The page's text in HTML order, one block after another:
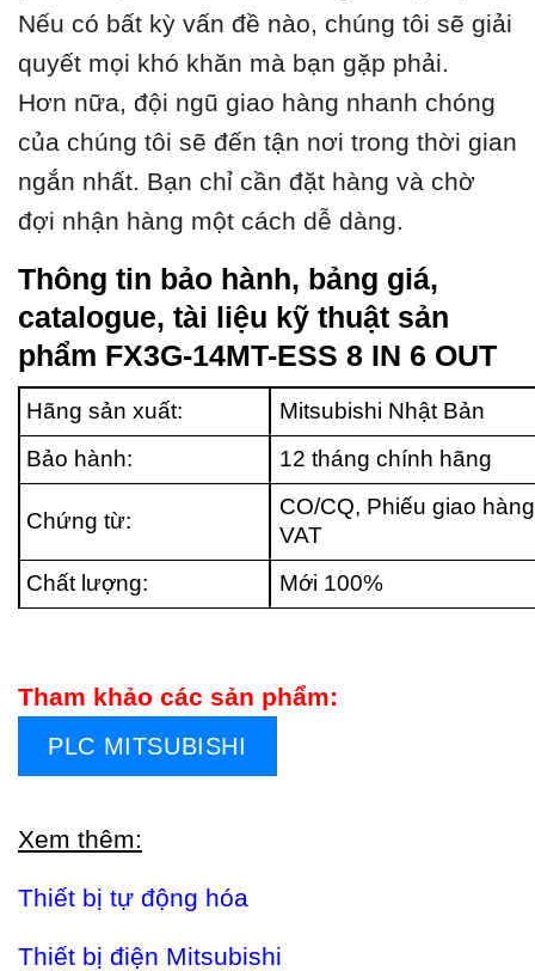
Nếu có bất kỳ vấn đề nào, chúng tôi sẽ giải
quyết mọi khó khăn mà bạn gặp phải.
Hơn nữa, đội ngũ giao hàng nhanh chóng
của chúng tôi sẽ đến tận nơi trong thời gian
ngắn nhất. Bạn chỉ cần đặt hàng và chờ
đợi nhận hàng một cách dễ dàng.
Thông tin bảo hành, bảng giá,
catalogue, tài liệu kỹ thuật sản
phẩm FX3G-14MT-ESS 8 IN 6 OUT
Hãng sản xuất:
Mitsubishi Nhật Bản
Bảo hành:
12 tháng chính hãng
Chứng từ:
CO/CQ, Phiếu giao
VAT
Chất lượng:
Mới 100%
Tham khảo các sản phẩm:
PLC MITSUBISHI
Xem thêm:
Thiết bị tự động hóa
Thiết bị điện Mitsubishi